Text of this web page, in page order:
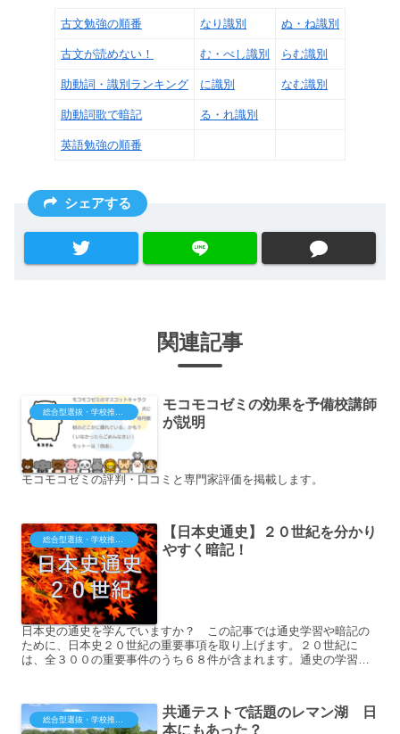
古文勉強の順番 なり識別 ぬ・ね識別
古文が読めない！ む・べし識別 らむ識別
助動詞・識別ランキング に識別 なむ識別
助動詞歌で暗記 る・れ識別
英語勉強の順番
シェアする
関連記事
総合型選抜・学校推薦型（大学・短大・専門）
モコモコゼミの効果を予備校講師
が説明
モコモコゼミの評判・口コミと専門家評価を掲載します。
総合型選抜・学校推薦型（大学・短大・専門）
【日本史通史】２０世紀を分かり
やすく暗記！
日本史の通史を学んでいますか？ この記事では通史学習や暗記の
ために、日本史２０世紀の重要事項を取り上げます。２０世紀に
は、全３００の重要事件のうち６８件が含まれます。通史の学習
共通テストで話題のレマン湖 日
本にもあった？